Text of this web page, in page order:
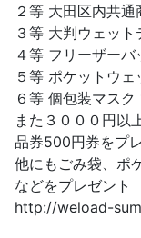
２等 大田区内共
３等 大判ウェッ
４等 フリーザー
５等 ポケットウ
６等 個包装マスク
また３０００円以
品券500円券をプ
他にもごみ袋、ポ
などをプレゼント
http://weload-